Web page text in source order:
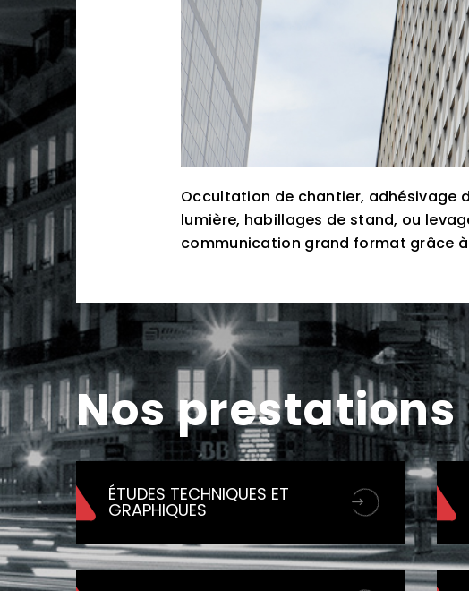
Occultation de chantier, adhésivage
lumière, habillages de stand, ou
communication grand format grâce
Nos prestations
ÉTUDES TECHNIQUES ET
GRAPHIQUES